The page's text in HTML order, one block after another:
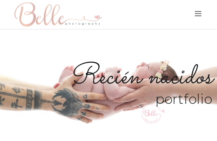
Recién nacidos
portfolio